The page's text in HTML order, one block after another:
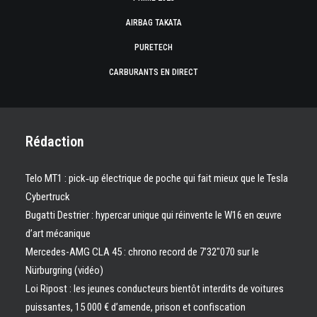
AIRBAG TAKATA
PURETECH
CARBURANTS EN DIRECT
Rédaction
Telo MT1 : pick‑up électrique de poche qui fait mieux que le Tesla
Cybertruck
Bugatti Destrier : hypercar unique qui réinvente le W16 en œuvre
d’art mécanique
Mercedes-AMG CLA 45 : chrono record de 7’32″070 sur le
Nürburgring (vidéo)
Loi Ripost : les jeunes conducteurs bientôt interdits de voitures
puissantes, 15 000 € d’amende, prison et confiscation